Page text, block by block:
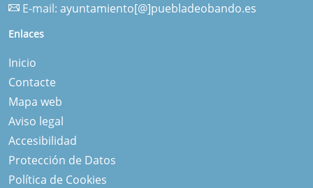
E-mail: ayuntamiento[@]puebladeobando.es
Enlaces
Inicio
Contacte
Mapa web
Aviso legal
Accesibilidad
Protección de Datos
Política de Cookies